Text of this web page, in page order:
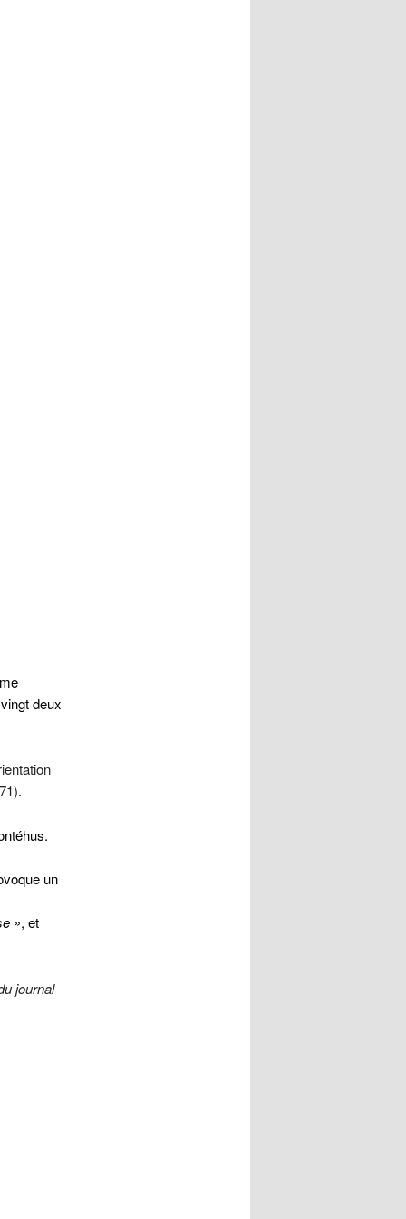
deux
un
», et
journal